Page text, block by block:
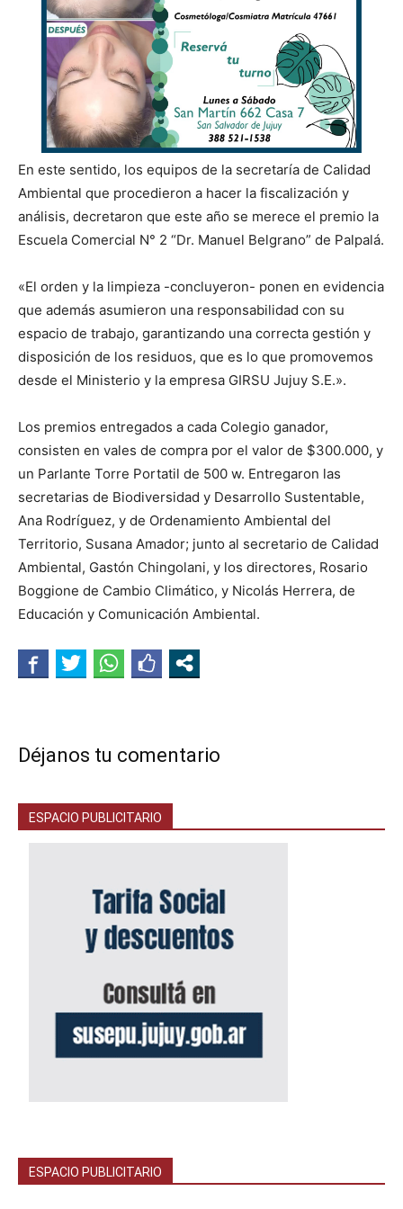
En este sentido, los equipos de la secretaría de Calidad
Ambiental que procedieron a hacer la fiscalización y
análisis, decretaron que este año se merece el premio la
Escuela Comercial N° 2 “Dr. Manuel Belgrano” de Palpalá.
«El orden y la limpieza -concluyeron- ponen en evidencia
que además asumieron una responsabilidad con su
espacio de trabajo, garantizando una correcta gestión y
disposición de los residuos, que es lo que promovemos
desde el Ministerio y la empresa GIRSU Jujuy S.E.».
Los premios entregados a cada Colegio ganador,
consisten en vales de compra por el valor de $300.000, y
un Parlante Torre Portatil de 500 w. Entregaron las
secretarias de Biodiversidad y Desarrollo Sustentable,
Ana Rodríguez, y de Ordenamiento Ambiental del
Territorio, Susana Amador; junto al secretario de Calidad
Ambiental, Gastón Chingolani, y los directores, Rosario
Boggione de Cambio Climático, y Nicolás Herrera, de
Educación y Comunicación Ambiental.
Déjanos tu comentario
ESPACIO PUBLICITARIO
ESPACIO PUBLICITARIO